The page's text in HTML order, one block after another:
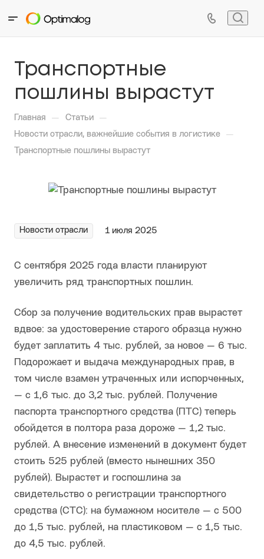
Транспортные
пошлины вырастут
Главная — Статьи —
Новости отрасли, важнейшие события в логистике —
Транспортные пошлины вырастут
Новости отрасли 1 июля 2025
С сентября 2025 года власти планируют
увеличить ряд транспортных пошлин.
Сбор за получение водительских прав вырастет
вдвое: за удостоверение старого образца нужно
будет заплатить 4 тыс. рублей, за новое — 6 тыс.
Подорожает и выдача международных прав, в
том числе взамен утраченных или испорченных,
— с 1,6 тыс. до 3,2 тыс. рублей. Получение
паспорта транспортного средства (ПТС) теперь
обойдется в полтора раза дороже — 1,2 тыс.
рублей. А внесение изменений в документ будет
стоить 525 рублей (вместо нынешних 350
рублей). Вырастет и госпошлина за
свидетельство о регистрации транспортного
средства (СТС): на бумажном носителе — с 500
до 1,5 тыс. рублей, на пластиковом — с 1,5 тыс.
до 4,5 тыс. рублей.